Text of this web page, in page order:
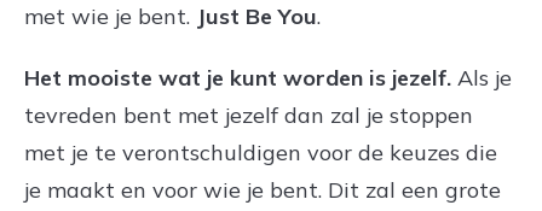
met wie je bent. Just Be You.
Het mooiste wat je kunt worden is jezelf. Als je
tevreden bent met jezelf dan zal je stoppen
met je te verontschuldigen voor de keuzes die
je maakt en voor wie je bent. Dit zal een grote